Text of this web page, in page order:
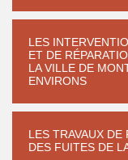
LES
ET DE
LA VILLE DE
ENVIRONS
LES TRAVAUX DE
DES FUITES DE